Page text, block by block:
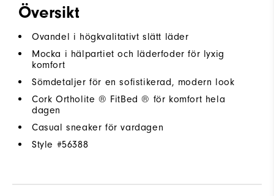
Översikt
Ovandel i högkvalitativt slätt läder
Mocka i hälpartiet och läderfoder för lyxig
komfort
Sömdetaljer för en sofistikerad, modern look
Cork Ortholite ® FitBed ® för komfort hela
dagen
Casual sneaker för vardagen
Style #56388